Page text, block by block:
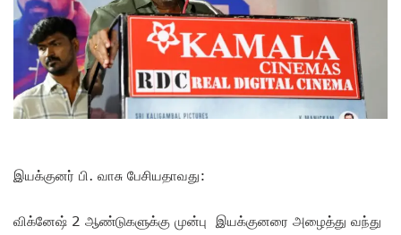
இயக்குனர் பி. வாசு பேசியதாவது:
விக்னேஷ் 2 ஆண்டுகளுக்கு முன்பு இயக்குனரை அழைத்து வந்து